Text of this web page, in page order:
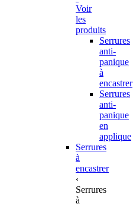
Voir
les
produits
Serrures
anti-
panique
à
encastrer
Serrures
anti-
panique
en
applique
Serrures
à
encastrer
‹
Serrures
à